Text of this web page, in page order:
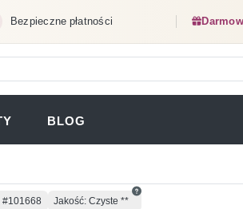
Bezpieczne płatności
BLOG
#101668 Jakość: Czyste **